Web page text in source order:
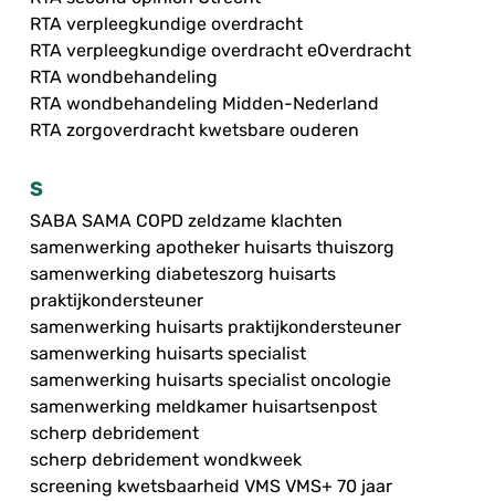
RTA verpleegkundige overdracht
RTA verpleegkundige overdracht eOverdracht
RTA wondbehandeling
RTA wondbehandeling Midden-Nederland
RTA zorgoverdracht kwetsbare ouderen
S
SABA SAMA COPD zeldzame klachten
samenwerking apotheker huisarts thuiszorg
samenwerking diabeteszorg huisarts
praktijkondersteuner
samenwerking huisarts praktijkondersteuner
samenwerking huisarts specialist
samenwerking huisarts specialist oncologie
samenwerking meldkamer huisartsenpost
scherp debridement
scherp debridement wondkweek
screening kwetsbaarheid VMS VMS+ 70 jaar